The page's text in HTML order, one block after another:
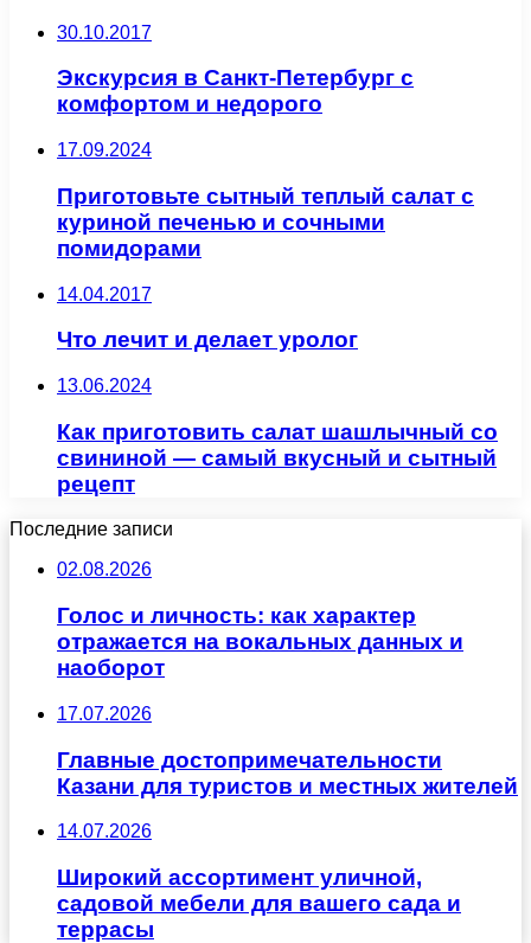
30.10.2017
Экскурсия в Санкт-Петербург с
комфортом и недорого
17.09.2024
Приготовьте сытный теплый салат с
куриной печенью и сочными
помидорами
14.04.2017
Что лечит и делает уролог
13.06.2024
Как приготовить салат шашлычный со
свининой — самый вкусный и сытный
рецепт
Последние записи
02.08.2026
Голос и личность: как характер
отражается на вокальных данных и
наоборот
17.07.2026
Главные достопримечательности
Казани для туристов и местных жителей
14.07.2026
Широкий ассортимент уличной,
садовой мебели для вашего сада и
террасы